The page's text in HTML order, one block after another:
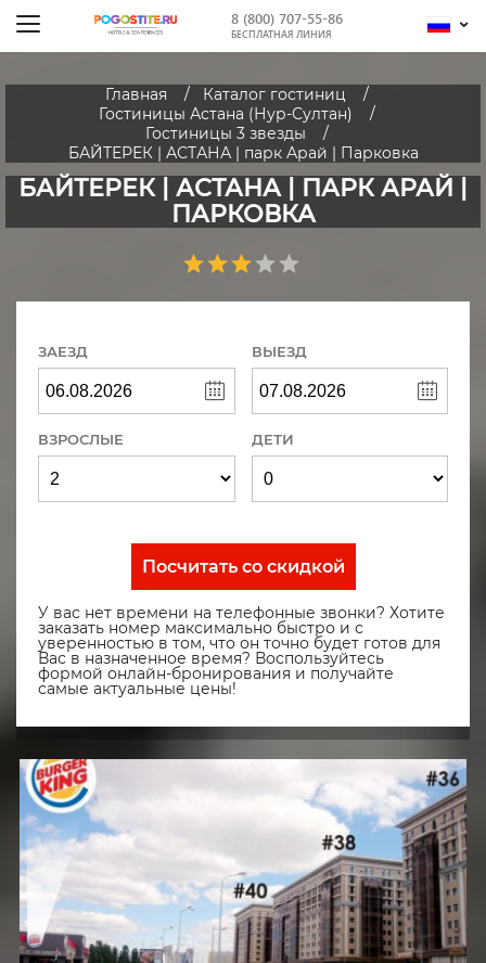
8 (800) 707-55-86
БЕСПЛАТНАЯ ЛИНИЯ
Главная
Каталог гостиниц
Гостиницы Астана (Нур-Султан)
Гостиницы 3 звезды
БАЙТЕРЕК | АСТАНА | парк Арай | Парковка
БАЙТЕРЕК | АСТАНА | ПАРК АРАЙ |
ПАРКОВКА
ЗАЕЗД ВЫЕЗД
ВЗРОСЛЫЕ ДЕТИ
Посчитать со скидкой
У вас нет времени на телефонные звонки? Хотите
заказать номер максимально быстро и с
уверенностью в том, что он точно будет готов для
Вас в назначенное время? Воспользуйтесь
формой онлайн-бронирования и получайте
самые актуальные цены!